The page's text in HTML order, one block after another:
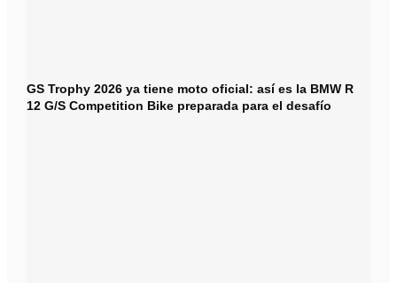
GS Trophy 2026 ya tiene moto oficial: así es la BMW R
12 G/S Competition Bike preparada para el desafío